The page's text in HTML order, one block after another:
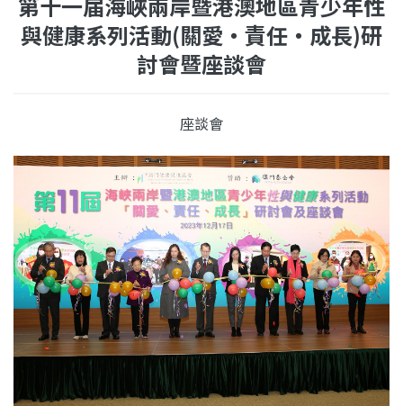
與健康系列活動(關愛‧責任‧成長)研
討會暨座談會
座談會